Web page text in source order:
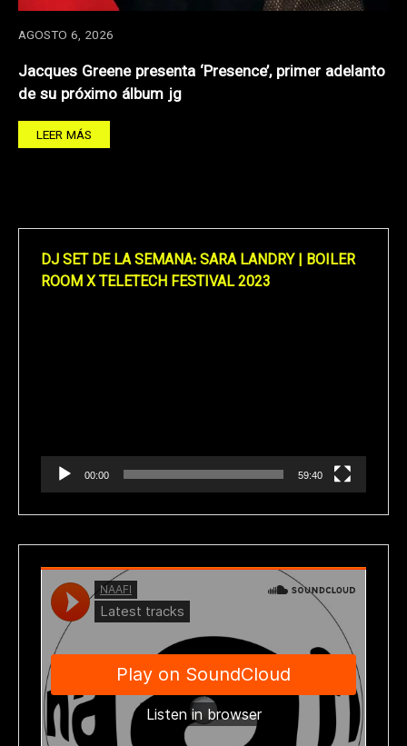
AGOSTO 6, 2026
Jacques Greene presenta ‘Presence’, primer adelanto
de su próximo álbum jg
LEER MÁS
DJ SET DE LA SEMANA: SARA LANDRY | BOILER
ROOM X TELETECH FESTIVAL 2023
00:00 59:40